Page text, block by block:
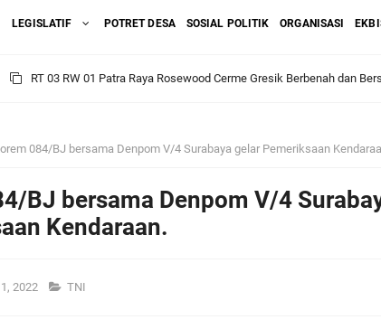
LEGISLATIF POTRET DESA SOSIAL POLITIK ORGANISASI
RT 03 RW 01 Patra Raya Rosewood Cerme Gresik Berbenah dan
Sinergi Pemerintah dan Warga: Komsos Kebungson Dorong
BerdampakNarasi
084/BJ bersama Denpom V/4 Surabaya gelar Pemeriksaan
BJ bersama Denpom V/4
Kendaraan.
2022 TNI